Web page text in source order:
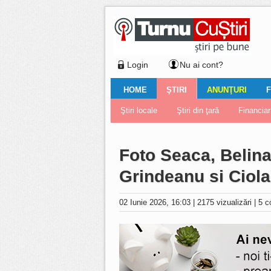
Login Nu ai cont?
HOME
Ştiri locale Turnaţi aici!
ŞTIRI
Ştiri locale Ştiri din ţară Financiar
ANUNŢURI
Imobiliare Auto Închirieri
Galerii Foto Galerii video
Comentariul zilei
Foto Seaca,
Grindeanu si
02 Iunie 2026, 16:03 2175 vizualizări 5